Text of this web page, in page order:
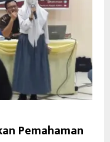
Pemahaman